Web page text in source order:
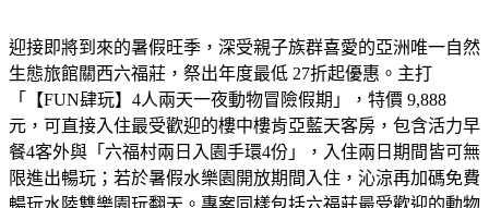
迎接即將到來的暑假旺季，深受親子族群喜愛的亞洲唯一自然
生態旅館關西六福莊，祭出年度最低 27折起優惠。主打
「【FUN肆玩】4人兩天一夜動物冒險假期」，特價 9,888
元，可直接入住最受歡迎的樓中樓肯亞藍天客房，包含活力早
餐4客外與「六福村兩日入園手環4份」，入住兩日期間皆可無
限進出暢玩；若於暑假水樂園開放期間入住，沁涼再加碼免費
暢玩水陸雙樂園玩翻天。專案同樣包括六福莊最受歡迎的動物